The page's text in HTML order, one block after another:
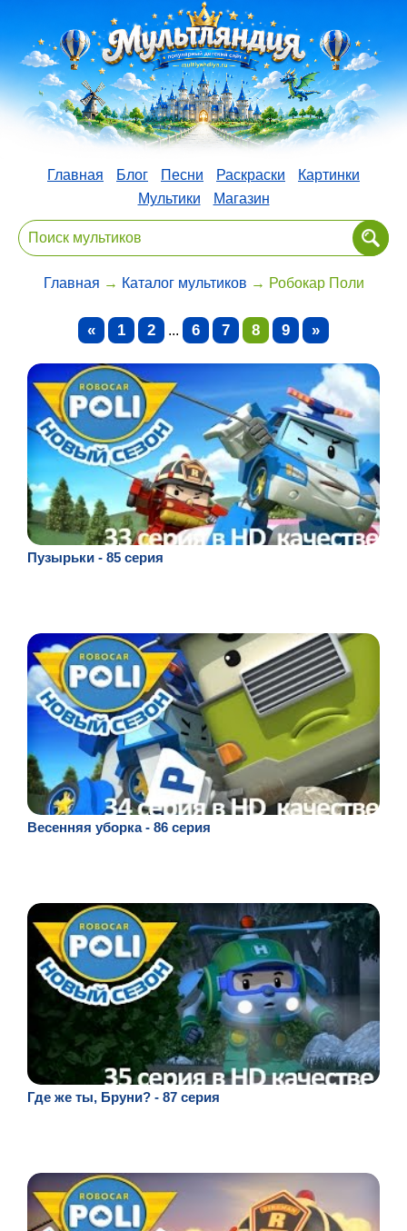
Главная Блог Песни Раскраски
Картинки
Мультики
Магазин
Главная → Каталог мультиков → Робокар Поли
« 1 2 ... 6 7 8 9 »
Пузырьки - 85 серия
Весенняя уборка - 86 серия
Где же ты, Бруни? - 87 серия